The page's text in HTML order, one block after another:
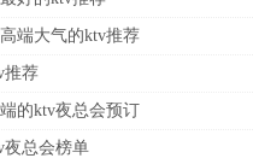
端大气的ktv推荐
推荐
的ktv夜总会预订
夜总会榜单